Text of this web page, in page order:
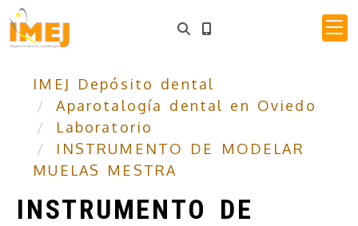
IMEJ Depósito dental
Aparotalogía dental en Oviedo
Laboratorio
INSTRUMENTO DE MODELAR
MUELAS MESTRA
INSTRUMENTO DE